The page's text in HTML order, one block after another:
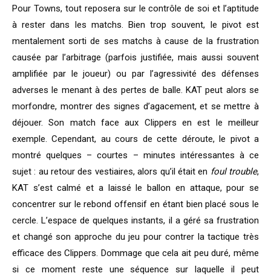
Pour Towns, tout reposera sur le contrôle de soi et l’aptitude
à rester dans les matchs. Bien trop souvent, le pivot est
mentalement sorti de ses matchs à cause de la frustration
causée par l’arbitrage (parfois justifiée, mais aussi souvent
amplifiée par le joueur) ou par l’agressivité des défenses
adverses le menant à des pertes de balle. KAT peut alors se
morfondre, montrer des signes d’agacement, et se mettre à
déjouer. Son match face aux Clippers en est le meilleur
exemple. Cependant, au cours de cette déroute, le pivot a
montré quelques – courtes – minutes intéressantes à ce
sujet : au retour des vestiaires, alors qu’il était en foul trouble,
KAT s’est calmé et a laissé le ballon en attaque, pour se
concentrer sur le rebond offensif en étant bien placé sous le
cercle. L’espace de quelques instants, il a géré sa frustration
et changé son approche du jeu pour contrer la tactique très
efficace des Clippers. Dommage que cela ait peu duré, même
si ce moment reste une séquence sur laquelle il peut